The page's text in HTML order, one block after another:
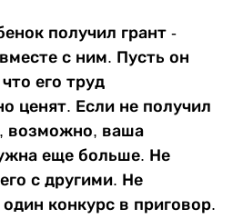
получил грант -
с ним. Пусть он
его труд
ценят. Если не получил
возможно, ваша
еще больше. Не
с другими. Не
конкурс в приговор.